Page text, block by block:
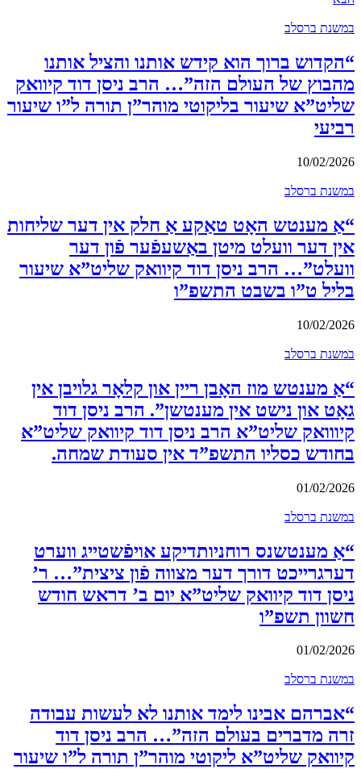
במשנת ברסלב
“הקדוש ברוך הוא קידש אותנו והציל אותנו
מהבוץ של העולם הזה”… הרב ניסן דוד קיוואק
שליט”א שיעור בליקוטי מוהר”ן תורה ל”ו שיעור
רביעי
10/02/2026
במשנת ברסלב
“אַ מענטש האָט טאַקע אַ חלק אין דער שליחות
אין דער וועלט מיטן באַשעפֿער פֿון דער
וועלט”… הרב ניסן דוד קיוואק שליט”א שיעור
בליל ט”ו בשבט התשפ”ו
10/02/2026
במשנת ברסלב
“אַ מענטש מוז האָבן ריין און קלאָר גלויבן אין
גאָט און נישט אין מענטשן”. הרב ניסן דוד
קיווואק שליט”א הרב ניסן דוד קיוואק שליט”א
בחודש כסליו התשפ”ד אין סעודת שמחה.
01/02/2026
במשנת ברסלב
“אַ מענטשנס רוחניותדיקע אויפֿשטייג ווערט
דערגרייכט דורך דער מצווה פֿון ציצית”… ר’
ניסן דוד קיוואק שליט”א יום ב’ דראש חודש
חשוון תשפ”ו
01/02/2026
במשנת ברסלב
“אברהם אבינו לימד אותנו לא לעשות עבודה
זרה מדברים בעולם הזה”… הרב ניסן דוד
קיוואק שליט”א ליקוטי מוהר”ן תורה ל”ו שיעור